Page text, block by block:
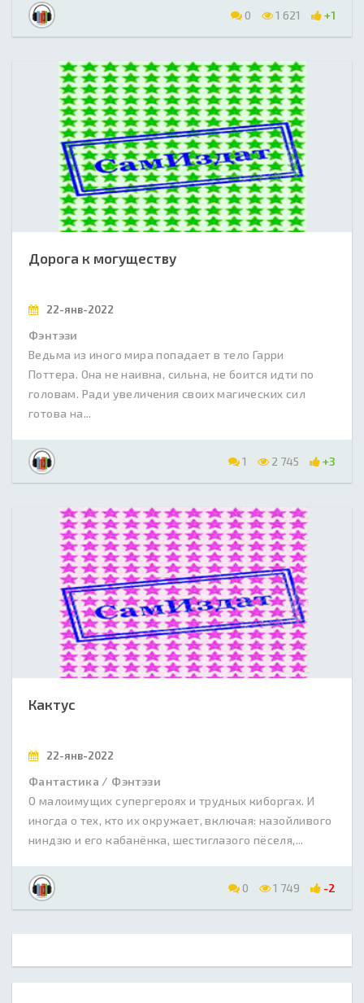
0 1 621 +1
Дорога к могуществу
22-янв-2022
Фэнтэзи
Ведьма из иного мира попадает в тело Гарри
Поттера. Она не наивна, сильна, не боится идти по
головам. Ради увеличения своих магических сил
готова на...
1 2 745 +3
Кактус
22-янв-2022
Фантастика / Фэнтэзи
О малоимущих супергероях и трудных киборгах. И
иногда о тех, кто их окружает, включая: назойливого
ниндзю и его кабанёнка, шестиглазого пёселя,...
0 1 749 -2